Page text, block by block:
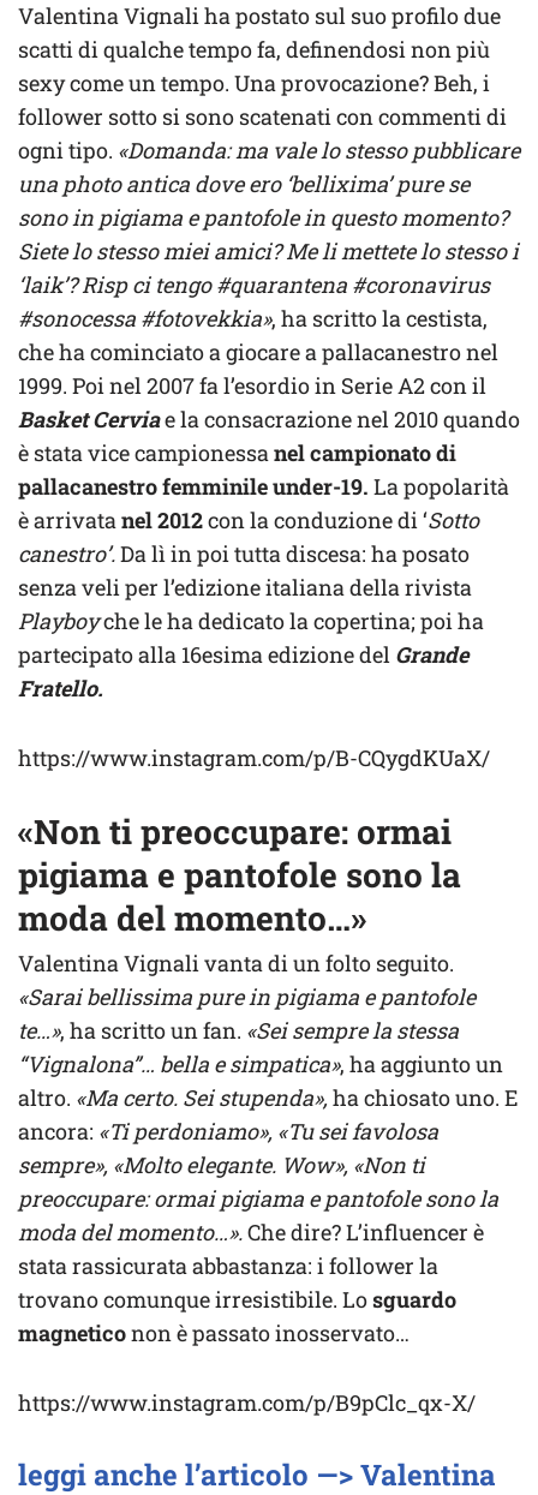
Valentina Vignali ha postato sul suo profilo due
scatti di qualche tempo fa, definendosi non più
sexy come un tempo. Una provocazione? Beh, i
follower sotto si sono scatenati con commenti di
ogni tipo. «Domanda: ma vale lo stesso pubblicare
una photo antica dove ero ‘bellixima’ pure se
sono in pigiama e pantofole in questo momento?
Siete lo stesso miei amici? Me li mettete lo stesso i
‘laik’? Risp ci tengo #quarantena #coronavirus
#sonocessa #fotovekkia», ha scritto la cestista,
che ha cominciato a giocare a pallacanestro nel
1999. Poi nel 2007 fa l’esordio in Serie A2 con il
Basket Cerviae la consacrazione nel 2010 quando
è stata vice campionessanel campionato di
pallacanestro femminile under-19. La popolarità
è arrivatanel 2012con la conduzione di ‘Sotto
canestro’.Da lì in poi tutta discesa: ha posato
senza veli per l’edizione italiana della rivista
Playboyche le ha dedicato la copertina; poi ha
partecipato alla 16esima edizione del Grande
Fratello.
https://www.instagram.com/p/B-CQygdKUaX/
«Non ti preoccupare: ormai
pigiama e pantofole sono la
moda del momento…»
Valentina Vignali vanta di un folto seguito.
«Sarai bellissima pure in pigiama e pantofole
te…», ha scritto un fan. «Sei sempre la stessa
“Vignalona”… bella e simpatica», ha aggiunto un
altro. «Ma certo. Sei stupenda»,ha chiosato uno. E
ancora: «Ti perdoniamo», «Tu sei favolosa
sempre», «Molto elegante. Wow», «Non ti
preoccupare: ormai pigiama e pantofole sono la
moda del momento…».Che dire? L’influencer è
stata rassicurata abbastanza: i follower la
trovano comunque irresistibile. Losguardo
magneticonon è passato inosservato…
https://www.instagram.com/p/B9pClc_qx-X/
leggi anche l’articolo —> Valentina